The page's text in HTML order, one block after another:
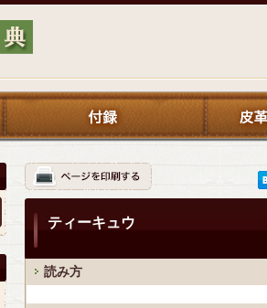
ティーキュウ
読み方